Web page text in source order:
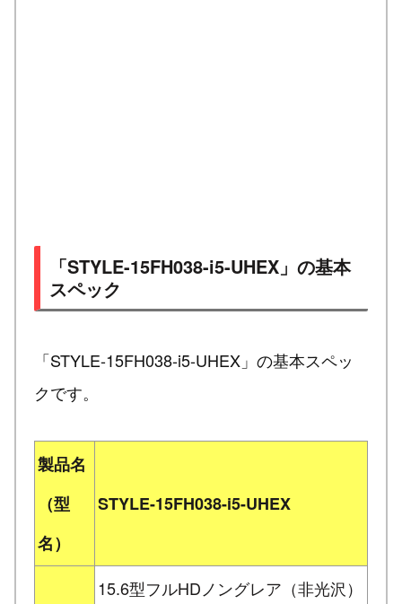
「STYLE-15FH038-i5-UHEX」の基本
スペック
「STYLE-15FH038-i5-UHEX」の基本スペッ
クです。
製品名
（型
名）
STYLE-15FH038-i5-UHEX
15.6型フルHDノングレア（非光沢）